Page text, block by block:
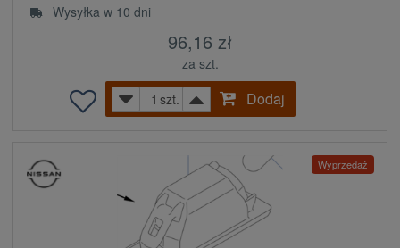
Wysyłka w 10 dni
96,16 zł
za szt.
szt.
Dodaj
Wyprzedaż